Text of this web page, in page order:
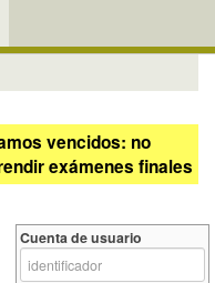
vencidos: no
exámenes finales
Cuenta de usuario